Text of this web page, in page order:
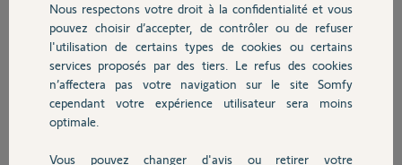
Chauffage
Autres produits
Stéphane J.
il y a environ 8 ans
Participer au fil de discussion
Réponses
Nous respectons votre droit à la confidentialité et vous
pouvez choisir d’accepter, de contrôler ou de refuser
l'utilisation de certains types de cookies ou certains
services proposés par des tiers. Le refus des cookies
n’affectera pas votre navigation sur le site Somfy
cependant votre expérience utilisateur sera moins
optimale.
Vous pouvez changer d'avis ou retirer votre